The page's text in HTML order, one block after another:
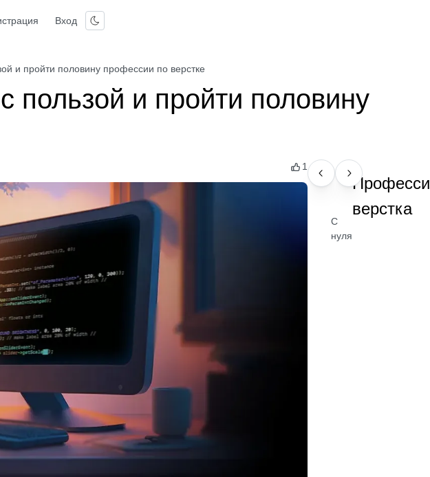
Вход
и пройти половину профессии по верстке
пользой и пройти половину
1
НАВЫК
С
нуля
верстка